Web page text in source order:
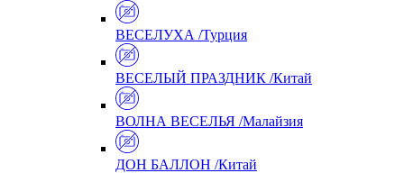
ВЕСЕЛУХА /Турция
ВЕСЕЛЫЙ ПРАЗДНИК /Китай
ВОЛНА ВЕСЕЛЬЯ /Малайзия
ДОН БАЛЛОН /Китай